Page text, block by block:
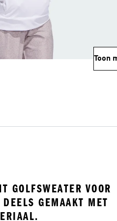
Toon
GOLFSWEATER VOOR
GEMAAKT MET